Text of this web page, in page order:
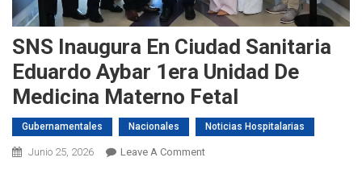
SNS Inaugura En Ciudad Sanitaria
Eduardo Aybar 1era Unidad De
Medicina Materno Fetal
Gubernamentales Nacionales Noticias Hospitalarias
Junio 25, 2026 Leave A CommentOn